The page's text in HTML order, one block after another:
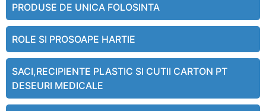
PRODUSE DE UNICA FOLOSINTA
ROLE SI PROSOAPE HARTIE
SACI,RECIPIENTE PLASTIC SI CUTII CARTON PT
DESEURI MEDICALE